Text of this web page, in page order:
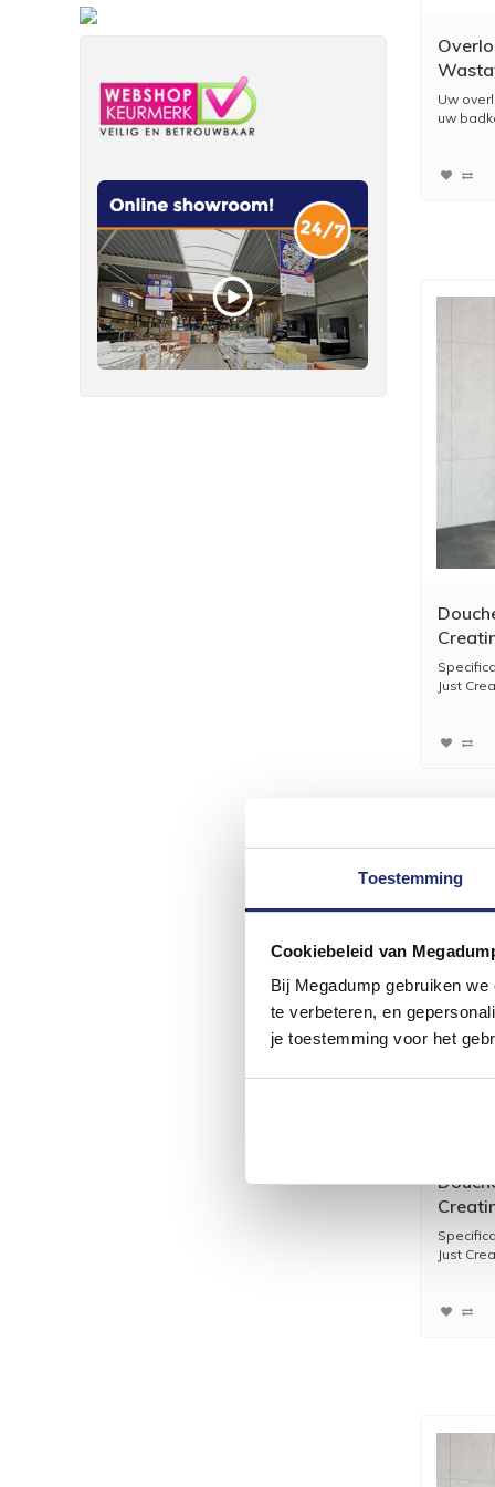
Toestemming
Cookiebeleid van
Bij Megadump gebruiken
te verbeteren, en
je toestemming voor het
18 t/m
Uw
uw
Just
Just